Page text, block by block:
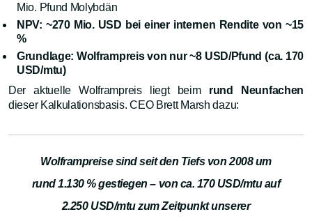
Mio. Pfund Molybdän
NPV: ~270 Mio. USD bei einer internen Rendite von ~15
%
Grundlage: Wolframpreis von nur ~8 USD/Pfund (ca. 170
USD/mtu)
Der aktuelle Wolframpreis liegt beim rund Neunfachen
dieser Kalkulationsbasis. CEO Brett Marsh dazu:
Wolframpreise sind seit den Tiefs von 2008 um
rund 1.130 % gestiegen – von ca. 170 USD/mtu auf
2.250 USD/mtu zum Zeitpunkt unserer